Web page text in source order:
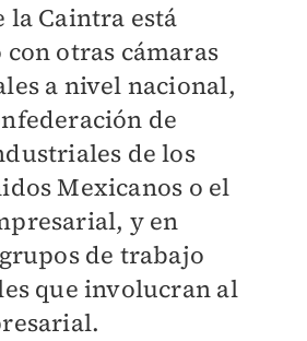
la Caintra está
otras cámaras
a nivel nacional,
de
de los
Mexicanos o el
y en
de trabajo
que involucran al